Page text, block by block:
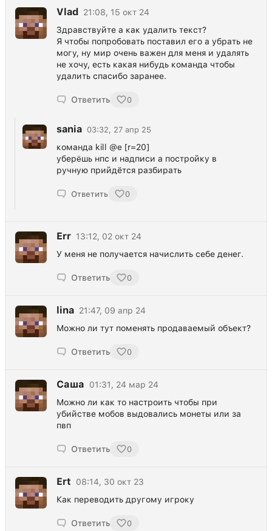
Vlad
21:08, 15 окт 24
Здравствуйте а как удалить текст?
Я чтобы попробовать поставил его а убрать не
могу, ну мир очень важен для меня и удалять
не хочу, есть какая нибудь команда чтобы
удалить спасибо заранее.
Ответить 0
sania 03:32, 27 апр 25
команда kill @e [r=20]
уберëшь нпс и надписи а постройку в
ручную прийдётся разбирать
Ответить 0
Err 13:12, 02 окт 24
У меня не получается начислить себе денег.
Ответить 0
lina 21:47, 09 апр 24
Можно ли тут поменять продаваемый объект?
Ответить 0
Саша
01:31, 24 мар 24
Можно ли как то настроить чтобы при
убийстве мобов выдовались монеты или за
пвп
Ответить 0
Ert
08:14, 30 окт 23
Как переводить другому игроку
Ответить 0